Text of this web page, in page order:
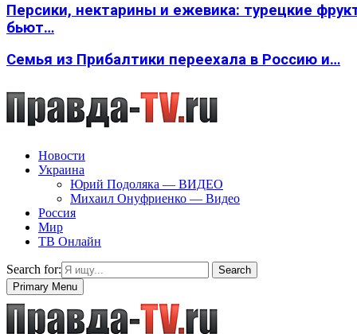
Персики, нектарины и ежевика: турецкие
бьют…
Семья из Прибалтики переехала в Россию и…
Новости
Украина
Юрий Подоляка — ВИДЕО
Михаил Онуфриенко — Видео
Россия
Мир
ТВ Онлайн
Search for:
Search
Primary Menu